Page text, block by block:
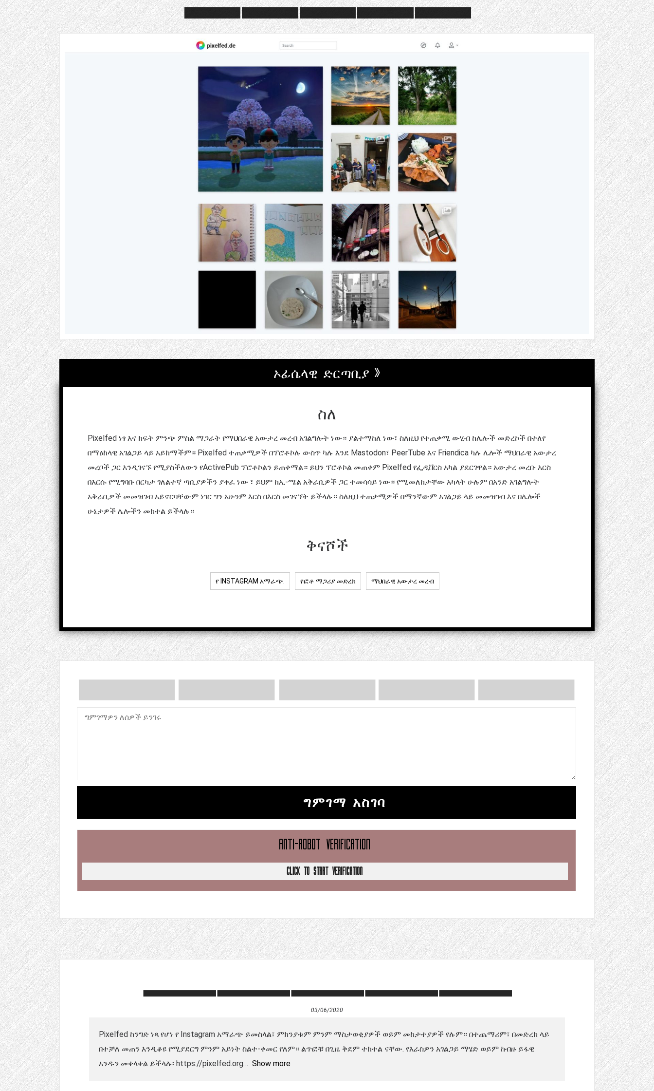
ኦፊሴላዊ ድርጣቢያ »
ስለ
Pixelfed ነፃ እና ክፍት ምንጭ ምስል ማጋራት የማህበራዊ አውታረ መረብ አገልግሎት ነው። ያልተማከለ ነው፣ ስለዚህ የተጠቃሚ ውሂብ ከሌሎች መድረኮች በተለየ
በማዕከላዊ አገልጋይ ላይ አይከማችም። Pixelfed ተጠቃሚዎች በፕሮቶኮሉ ውስጥ ካሉ እንደ Mastodon፣ PeerTube እና Friendica ካሉ ሌሎች ማህበራዊ አውታረ
መረቦች ጋር እንዲገናኙ የሚያስችለውን የActivePub ፕሮቶኮልን ይጠቀማል። ይህን ፕሮቶኮል መጠቀም Pixelfed የፌዲቨርስ አካል ያደርገዋል። አውታረ መረቡ እርስ
በእርሱ የሚግባቡ በርካታ ገለልተኛ ጣቢያዎችን ያቀፈ ነው ፣ ይህም ከኢ-ሜል አቅራቢዎች ጋር ተመሳሳይ ነው። የሚመለከታቸው አካላት ሁሉም በአንድ አገልግሎት
አቅራቢዎች መመዝገብ አይኖርባቸውም ነገር ግን አሁንም እርስ በእርስ መገናኘት ይችላሉ። ስለዚህ ተጠቃሚዎች በማንኛውም አገልጋይ ላይ መመዝገብ እና በሌሎች
ሁኔታዎች ሌሎችን መከተል ይችላሉ።
ቅናሾች
የ INSTAGRAM አማራጭ. የፎቶ ማጋሪያ መድረክ ማህበራዊ አውታረ መረብ
ግምገማ አስገባ
ANTI-ROBOT VERIFICATION
CLICK TO START VERIFICATION
03/06/2020
Pixelfed ከንግድ ነጻ የሆነ የ Instagram አማራጭ ይመስላል፣ ምክንያቱም ምንም ማስታወቂያዎች ወይም መከታተያዎች የሉም። በተጨማሪም፣ በመድረክ ላይ
በተቻለ መጠን እንዲቆዩ የሚያደርግ ምንም አይነት ስልተ-ቀመር የለም። ልጥፎቹ በጊዜ ቅደም ተከተል ናቸው. የእራስዎን አገልጋይ ማሄድ ወይም ከብዙ ይፋዊ
አንዱን መቀላቀል ይችላሉ፡ https://pixelfed.org
Show more